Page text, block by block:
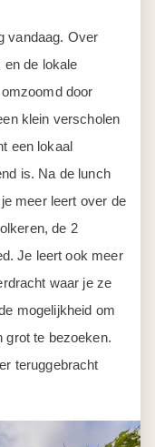
vandaag. Over
en de lokale
door
klein verscholen
een lokaal
is. Na de lunch
meer leert over de
de 2
Je leert ook meer
waar je ze
mogelijkheid om
grot te bezoeken.
teruggebracht